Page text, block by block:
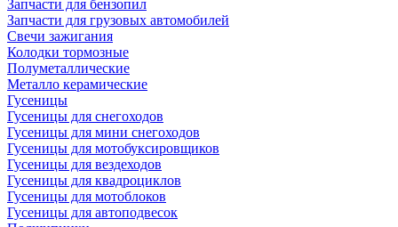
Запчасти для бензопил
Запчасти для грузовых автомобилей
Свечи зажигания
Колодки тормозные
Полуметаллические
Металло керамические
Гусеницы
Гусеницы для снегоходов
Гусеницы для мини снегоходов
Гусеницы для мотобуксировщиков
Гусеницы для вездеходов
Гусеницы для квадроциклов
Гусеницы для мотоблоков
Гусеницы для автоподвесок